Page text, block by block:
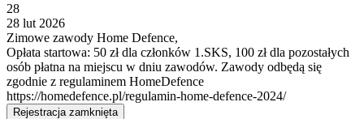
28
28 lut 2026
Zimowe zawody Home Defence,
Opłata startowa: 50 zł dla członków 1.SKS, 100 zł dla pozostałych
osób płatna na miejscu w dniu zawodów. Zawody odbędą się
zgodnie z regulaminem HomeDefence
https://homedefence.pl/regulamin-home-defence-2024/
Rejestracja zamknięta